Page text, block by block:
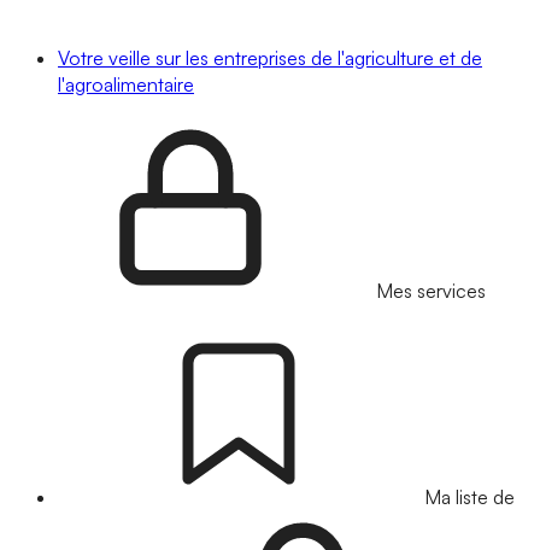
Votre veille sur les entreprises de l'agriculture et de
l'agroalimentaire
Mes services
Ma liste de